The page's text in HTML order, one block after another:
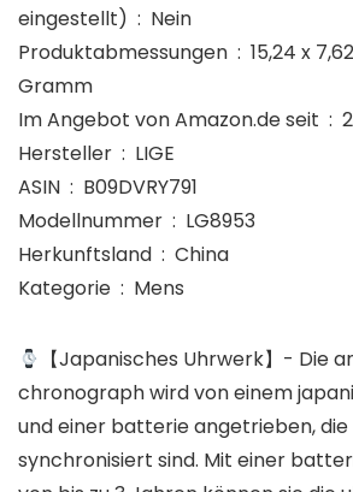
eingestellt) ‏ : ‎ Nein
Produktabmessungen ‏ : ‎ 15,24 x 7,62 x 5,08 cm; 120
Gramm
Im
Hersteller ‏ : ‎ LIGE
ASIN ‏ : ‎ B09DVRY791
Modellnummer ‏ : ‎ LG8953
Herkunftsland ‏ : ‎ China
Kategorie ‏ : ‎ Mens
【Japanisches Uhrwerk】- Die
chronograph wird von einem
und einer batterie angetrieben, die
synchronisiert sind. Mit einer